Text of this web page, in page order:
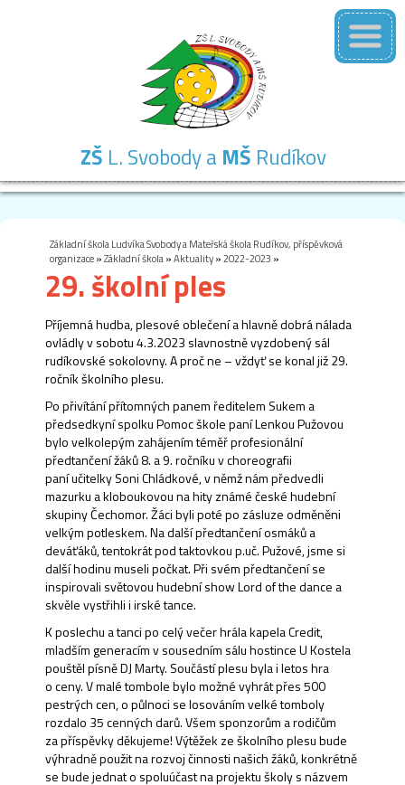
ZŠ L. Svobody a MŠ Rudíkov
Základní škola Ludvíka Svobody a Mateřská škola Rudíkov, příspěvková
organizace»Základní škola»Aktuality»2022-2023 »
29. školní ples
Příjemná hudba, plesové oblečení a hlavně dobrá nálada
ovládly v sobotu 4.3.2023 slavnostně vyzdobený sál
rudíkovské sokolovny. A proč ne – vždyť se konal již 29.
ročník školního plesu.
Po přivítání přítomných panem ředitelem Sukem a
předsedkyní spolku Pomoc škole paní Lenkou Pužovou
bylo velkolepým zahájením téměř profesionální
předtančení žáků 8. a 9. ročníku v choreografii
paní učitelky Soni Chládkové, v němž nám předvedli
mazurku a kloboukovou na hity známé české hudební
skupiny Čechomor. Žáci byli poté po zásluze odměněni
velkým potleskem. Na další předtančení osmáků a
deváťáků, tentokrát pod taktovkou p.uč. Pužové, jsme si
další hodinu museli počkat. Při svém předtančení se
inspirovali světovou hudební show Lord of the dance a
skvěle vystřihli i irské tance.
K poslechu a tanci po celý večer hrála kapela Credit,
mladším generacím v sousedním sálu hostince U Kostela
pouštěl písně DJ Marty. Součástí plesu byla i letos hra
o ceny. V malé tombole bylo možné vyhrát přes 500
pestrých cen, o půlnoci se losováním velké tomboly
rozdalo 35 cenných darů. Všem sponzorům a rodičům
za příspěvky děkujeme! Výtěžek ze školního plesu bude
výhradně použit na rozvoj činnosti našich žáků, konkrétně
se bude jednat o spoluúčast na projektu školy s názvem